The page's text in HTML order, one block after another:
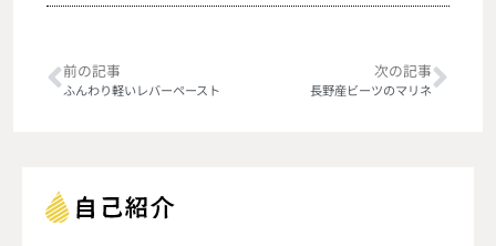
前の記事
ふんわり軽いレバーペースト
次の記事
長野産ビーツのマリネ